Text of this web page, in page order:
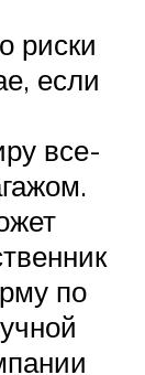
риски
если
все-
по